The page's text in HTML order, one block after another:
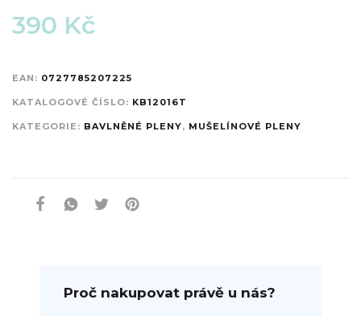
390 Kč
EAN: 0727785207225
KATALOGOVÉ ČÍSLO: KB12016T
KATEGORIE: BAVLNĚNÉ PLENY, MUŠELÍNOVÉ PLENY
Proč nakupovat právě u nás?